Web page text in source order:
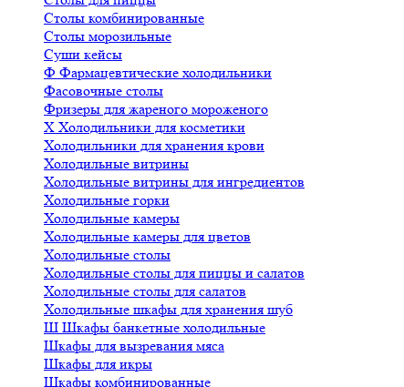
Столы комбинированные
Столы морозильные
Суши кейсы
Ф Фармацевтические холодильники
Фасовочные столы
Фризеры для жареного мороженого
Х Холодильники для косметики
Холодильники для хранения крови
Холодильные витрины
Холодильные витрины для ингредиентов
Холодильные горки
Холодильные камеры
Холодильные камеры для цветов
Холодильные столы
Холодильные столы для пиццы и салатов
Холодильные столы для салатов
Холодильные шкафы для хранения шуб
Ш Шкафы банкетные холодильные
Шкафы для вызревания мяса
Шкафы для икры
Шкафы комбинированные